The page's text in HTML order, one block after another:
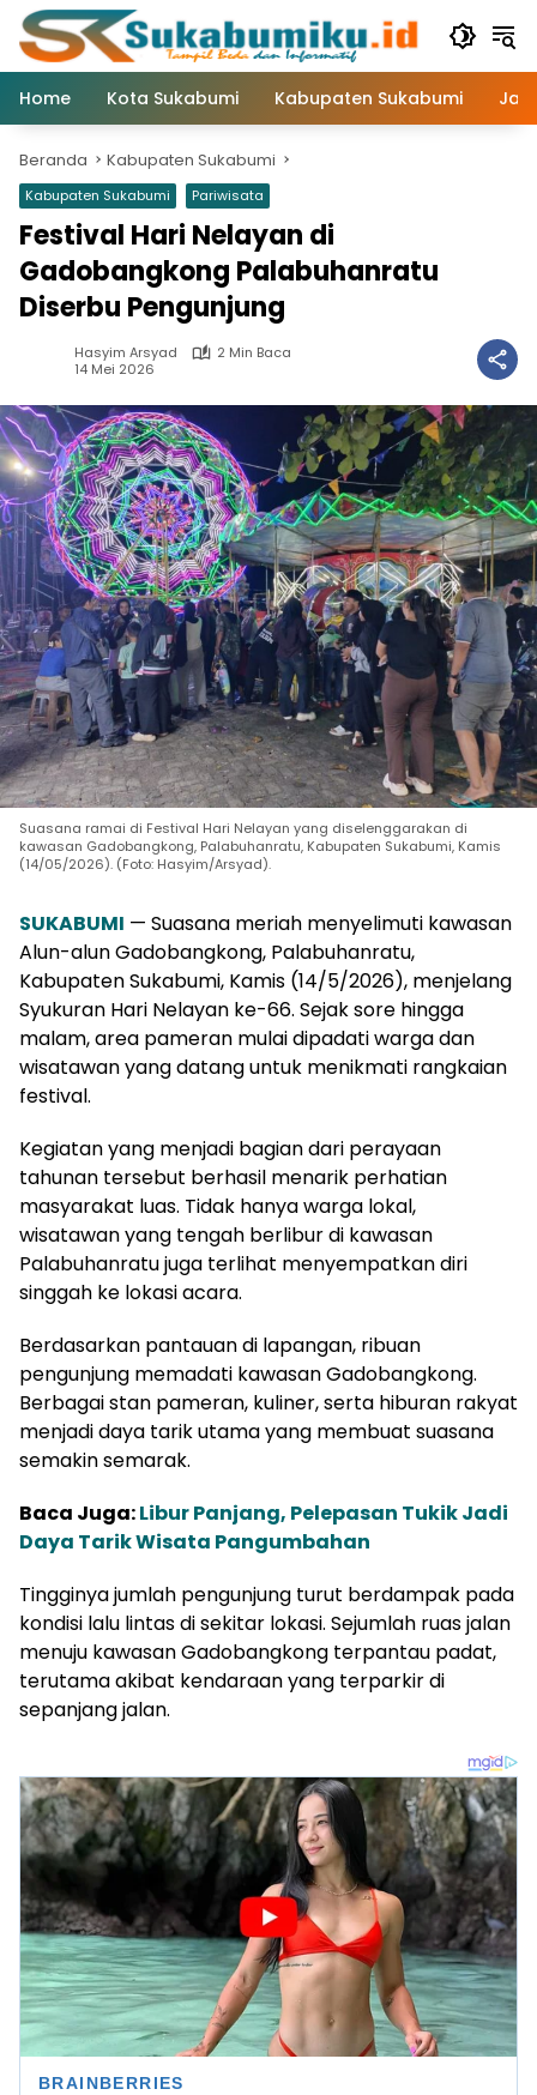
Langsung
konten
Home
Kota Sukabumi Kabupaten Sukabumi
Beranda Kabupaten Sukabumi
Kabupaten Sukabumi Pariwisata
Festival Hari Nelayan di
Gadobangkong Palabuhanratu
Diserbu Pengunjung
Hasyim Arsyad
2 Min Baca
14 Mei 2026
Suasana ramai di Festival Hari Nelayan yang diselenggarakan di
kawasan Gadobangkong, Palabuhanratu, Kabupaten Sukabumi, Kamis
(14/05/2026). (Foto: Hasyim/Arsyad).
SUKABUMI — Suasana meriah menyelimuti kawasan
Alun-alun Gadobangkong, Palabuhanratu,
Kabupaten Sukabumi, Kamis (14/5/2026), menjelang
Syukuran Hari Nelayan ke-66. Sejak sore hingga
malam, area pameran mulai dipadati warga dan
wisatawan yang datang untuk menikmati rangkaian
festival.
Kegiatan yang menjadi bagian dari perayaan
tahunan tersebut berhasil menarik perhatian
masyarakat luas. Tidak hanya warga lokal,
wisatawan yang tengah berlibur di kawasan
Palabuhanratu juga terlihat menyempatkan diri
singgah ke lokasi acara.
Berdasarkan pantauan di lapangan, ribuan
pengunjung memadati kawasan Gadobangkong.
Berbagai stan pameran, kuliner, serta hiburan rakyat
menjadi daya tarik utama yang membuat suasana
semakin semarak.
Baca Juga:Libur Panjang, Pelepasan Tukik Jadi
Daya Tarik Wisata Pangumbahan
Tingginya jumlah pengunjung turut berdampak pada
kondisi lalu lintas di sekitar lokasi. Sejumlah ruas jalan
menuju kawasan Gadobangkong terpantau padat,
terutama akibat kendaraan yang terparkir di
sepanjang jalan.